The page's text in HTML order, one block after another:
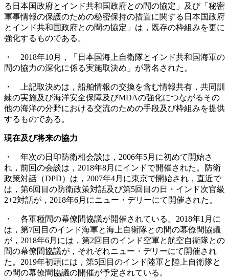
る日本国政府とインド共和国政府との間の協定」及び「秘密
軍事情報の保護のための秘密保持の措置に関する日本国政府
とインド共和国政府との間の協定」は，既存の枠組みを更に
強化するものである。
・ 2018年10月，「日本国海上自衛隊とインド共和国海軍の
間の協力の深化に係る実施取決め」が署名された。
・ 上記取決めは，船舶情報の交換を含む情報共有，共同訓
練の実施及び海洋安全保障及びMDAの強化につながるその
他の海洋の分野における交流のための手段及び枠組みを提供
するものである。
現在及び将来の協力
・ 年次の日印防衛相会談は，2006年5月に初めて開始さ
れ，前回の会談は，2018年8月にインドで開催された。防衛
政策対話（DPD）は，2007年4月に東京で開始され，直近で
は，第6回目の防衛政策対話及び第5回目の日・インド次官級
2+2対話が，2018年6月にニュー・デリーにて開催された。
・ 各軍種間の幕僚間協議が開催されている。2018年1月に
は，第7回目のインド海軍と海上自衛隊との間の幕僚間協議
が，2018年6月には，第2回目のインド空軍と航空自衛隊との
間の幕僚間協議が，それぞれニュー・デリーにて開催され
た。2019年初頭には，第5回目のインド陸軍と陸上自衛隊と
の間の幕僚間協議の開催が予定されている。